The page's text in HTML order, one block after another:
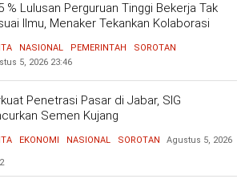
% Lulusan Perguruan Tinggi Bekerja Tak
Ilmu, Menaker Tekankan Kolaborasi
NASIONAL PEMERINTAH
SOROTAN
5, 2026 23:46
Penetrasi Pasar di Jabar, SIG
Semen Kujang
EKONOMI NASIONAL SOROTAN Agustus 5, 2026